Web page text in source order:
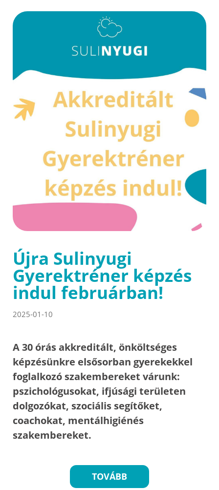
Újra Sulinyugi
Gyerektréner képzés
indul februárban!
2025-01-10
A 30 órás akkreditált, önköltséges
képzésünkre elsősorban gyerekekkel
foglalkozó szakembereket várunk:
pszichológusokat, ifjúsági területen
dolgozókat, szociális segítőket,
coachokat, mentálhigiénés
szakembereket.
TOVÁBB